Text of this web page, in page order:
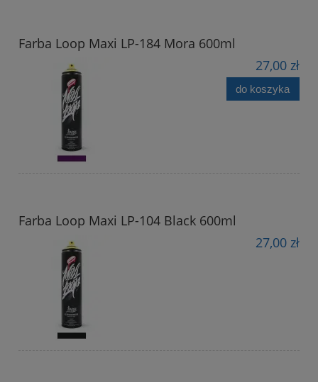
Farba Loop Maxi LP-184 Mora 600ml
27,00 zł
do koszyka
Farba Loop Maxi LP-104 Black 600ml
27,00 zł